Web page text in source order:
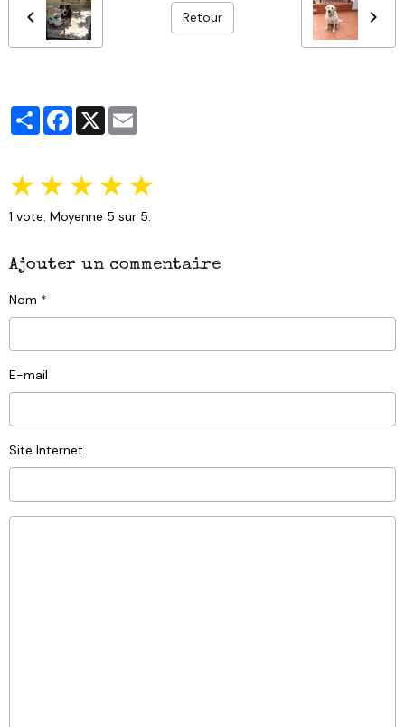
Retour
PartagerFacebook
X
★★★★★
1 vote. Moyenne 5 sur 5.
Ajouter un commentaire
Nom
E-mail
Site Internet